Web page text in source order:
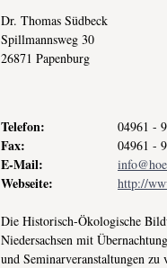
Dr. Thomas Südbeck
Spillmannsweg 30
26871 Papenburg
Telefon: 04961 -
Fax: 04961 -
E-Mail:
Webseite: http://
Die Historisch-Ökologische
Niedersachsen mit
und Seminarveranstaltungen